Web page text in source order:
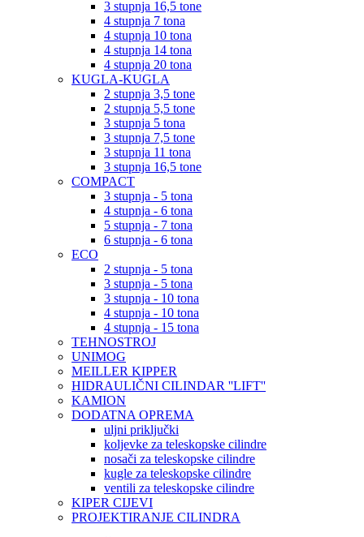
3 stupnja 16,5 tone
4 stupnja 7 tona
4 stupnja 10 tona
4 stupnja 14 tona
4 stupnja 20 tona
KUGLA-KUGLA
2 stupnja 3,5 tone
2 stupnja 5,5 tone
3 stupnja 5 tona
3 stupnja 7,5 tone
3 stupnja 11 tona
3 stupnja 16,5 tone
COMPACT
3 stupnja - 5 tona
4 stupnja - 6 tona
5 stupnja - 7 tona
6 stupnja - 6 tona
ECO
2 stupnja - 5 tona
3 stupnja - 5 tona
3 stupnja - 10 tona
4 stupnja - 10 tona
4 stupnja - 15 tona
TEHNOSTROJ
UNIMOG
MEILLER KIPPER
HIDRAULIČNI CILINDAR ''LIFT''
KAMION
DODATNA OPREMA
uljni priključki
koljevke za teleskopske cilindre
nosači za teleskopske cilindre
kugle za teleskopske cilindre
ventili za teleskopske cilindre
KIPER CIJEVI
PROJEKTIRANJE CILINDRA